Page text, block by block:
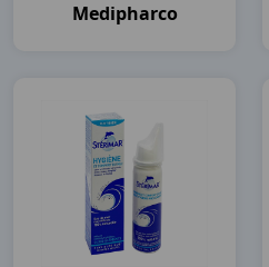
Medipharco